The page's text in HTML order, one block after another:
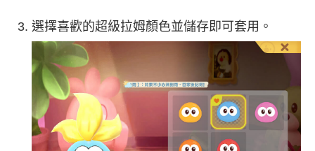
選擇喜歡的超級拉姆顏色並儲存即可套用。